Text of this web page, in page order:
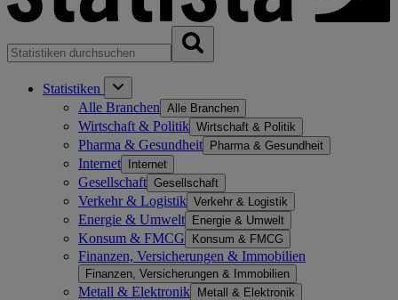
Statistiken
Alle Branchen Alle Branchen
Wirtschaft & Politik Wirtschaft & Politik
Pharma & Gesundheit Pharma & Gesundheit
Internet Internet
Gesellschaft Gesellschaft
Verkehr & Logistik Verkehr & Logistik
Energie & Umwelt Energie & Umwelt
Konsum & FMCG Konsum & FMCG
Finanzen, Versicherungen & Immobilien
Finanzen, Versicherungen & Immobilien
Metall & Elektronik Metall & Elektronik